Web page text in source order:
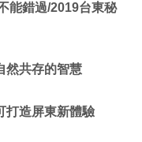
能錯過/2019台東秘
然共存的智慧
打造屏東新體驗